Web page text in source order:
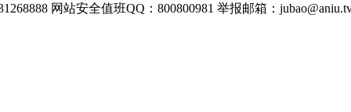
网站安全值班QQ：800800981 举报邮箱：